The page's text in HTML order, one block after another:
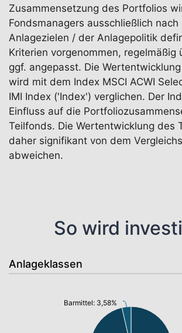
Zusammensetzung des Portfolios
Fondsmanagers ausschließlich
Anlagezielen / der Anlagepolitik
Kriterien vorgenommen, regelmäßig
ggf. angepasst. Die
wird mit dem Index MSCI ACWI
IMI Index ('Index') verglichen. Der
Einfluss auf die
Teilfonds. Die Wertentwicklung des
daher signifikant von dem
abweichen.
So wird
Anlageklassen
Barmittel: 3,58%